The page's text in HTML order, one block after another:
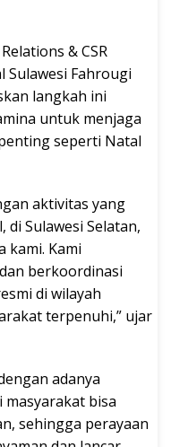
& CSR
Sulawesi Fahrougi
langkah ini
untuk menjaga
seperti Natal
aktivitas yang
Sulawesi Selatan,
kami. Kami
berkoordinasi
di wilayah
terpenuhi,” ujar
adanya
masyarakat bisa
sehingga perayaan